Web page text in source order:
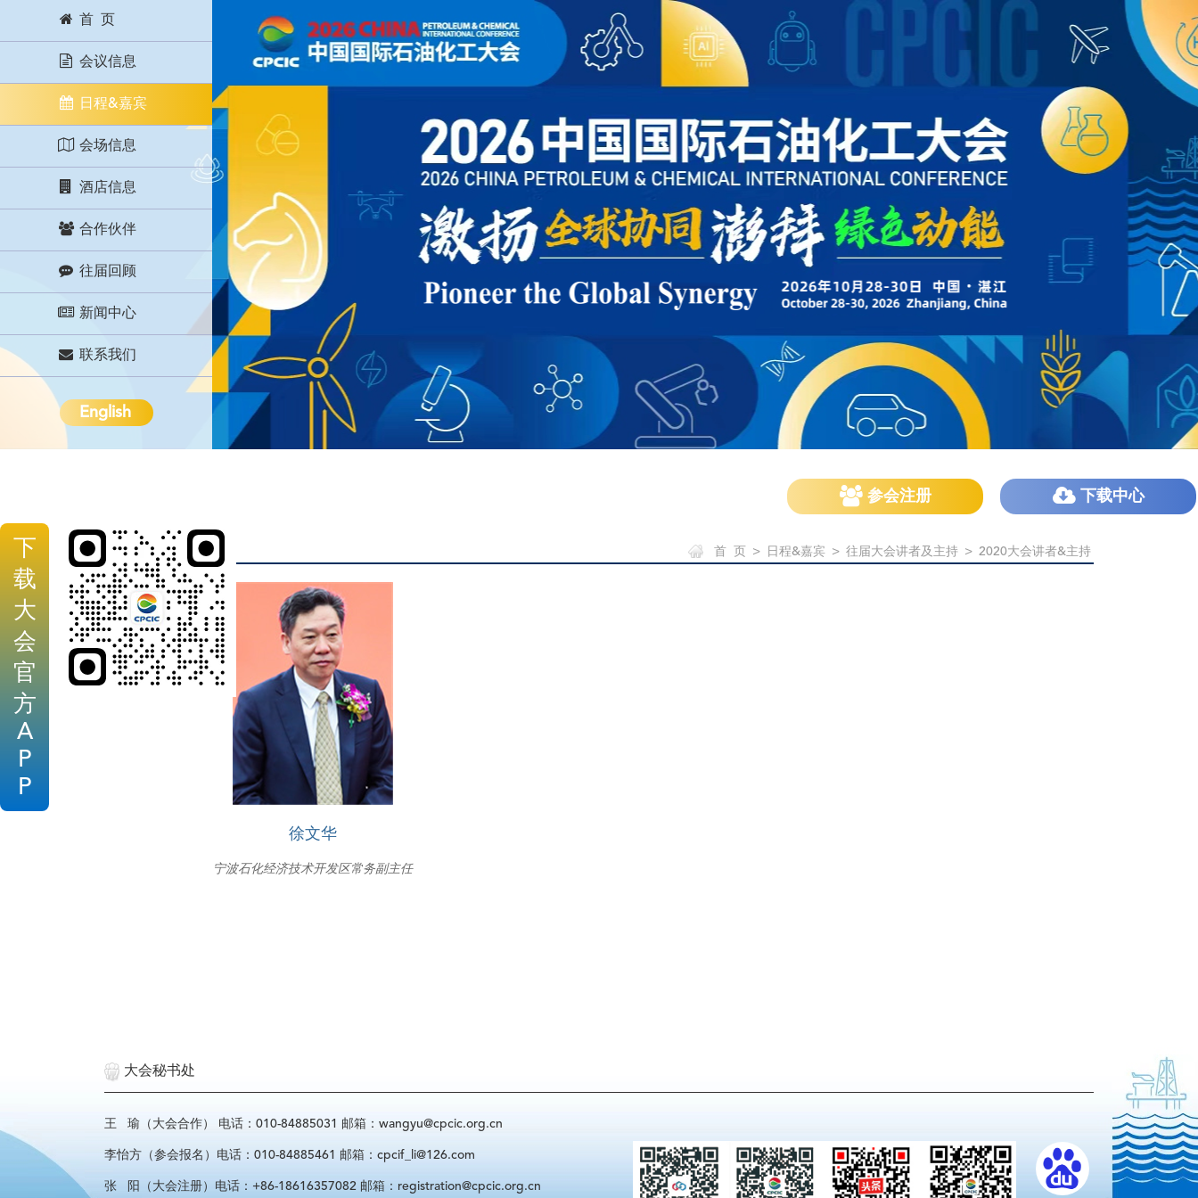
下
载
大
会
官
方
A
P
P
首 页
会议信息
日程&嘉宾
会场信息
酒店信息
合作伙伴
往届回顾
新闻中心
联系我们
English
参会注册 下载中心
首 页 > 日程&嘉宾 > 往届大会讲者及主持 > 2020大会讲者&主持
徐文华
宁波石化经济技术开发区常务副主任
大会秘书处
王 瑜（大会合作） 电话：010-84885031 邮箱：wangyu@cpcic.org.cn
李怡方（参会报名）电话：010-84885461 邮箱：cpcif_li@126.com
张 阳（大会注册）电话：+86-18616357082 邮箱：registration@cpcic.org.cn